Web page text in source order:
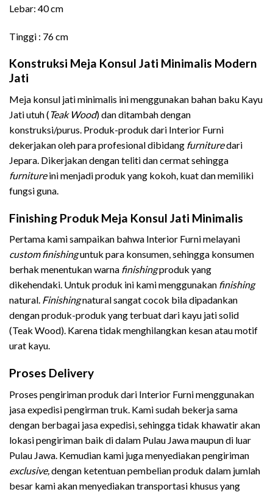
Lebar: 40 cm
Tinggi : 76 cm
Konstruksi Meja Konsul Jati Minimalis Modern
Jati
Meja konsul jati minimalis ini menggunakan bahan baku Kayu
Jati utuh (Teak Wood) dan ditambah dengan
konstruksi/purus. Produk-produk dari Interior Furni
dekerjakan oleh para profesional dibidang furnituredari
Jepara. Dikerjakan dengan teliti dan cermat sehingga
furnitureini menjadi produk yang kokoh, kuat dan memiliki
fungsi guna.
Finishing Produk Meja Konsul Jati Minimalis
Pertama kami sampaikan bahwa Interior Furni melayani
custom finishinguntuk para konsumen, sehingga konsumen
berhak menentukan warna finishingproduk yang
dikehendaki. Untuk produk ini kami menggunakan finishing
natural. Finishingnatural sangat cocok bila dipadankan
dengan produk-produk yang terbuat dari kayu jati solid
(Teak Wood). Karena tidak menghilangkan kesan atau motif
urat kayu.
Proses Delivery
Proses pengiriman produk dari Interior Furni menggunakan
jasa expedisi pengirman truk. Kami sudah bekerja sama
dengan berbagai jasa expedisi, sehingga tidak khawatir akan
lokasi pengiriman baik di dalam Pulau Jawa maupun di luar
Pulau Jawa. Kemudian kami juga menyediakan pengiriman
exclusive,dengan ketentuan pembelian produk dalam jumlah
besar kami akan menyediakan transportasi khusus yang